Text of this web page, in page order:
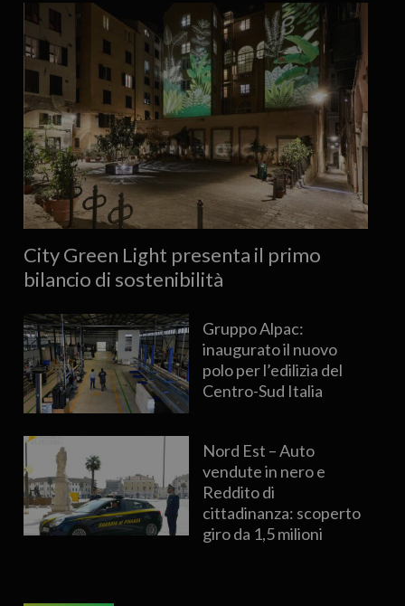
City Green Light presenta il primo
bilancio di sostenibilità
Gruppo Alpac:
inaugurato il nuovo
polo per l’edilizia del
Centro-Sud Italia
Nord Est – Auto
vendute in nero e
Reddito di
cittadinanza: scoperto
giro da 1,5 milioni